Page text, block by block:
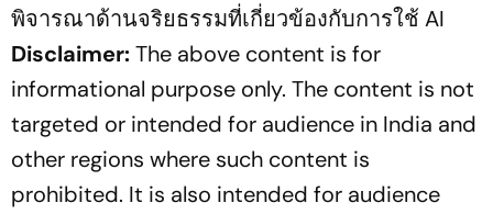
พิจารณาด้านจริยธรรมที่เกี่ยวข้องกับการใช้ AI
Disclaimer:The above content is for
informational purpose only. The content is not
targeted or intended for audience in India and
other regions where such content is
prohibited. It is also intended for audience